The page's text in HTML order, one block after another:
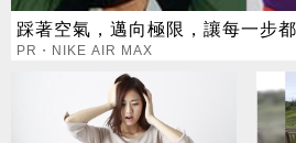
踩著空氣，邁向極限，讓每一步
PR・NIKE AIR MAX